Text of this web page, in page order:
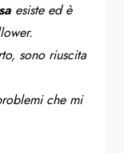
esiste ed è
sono riuscita
che mi